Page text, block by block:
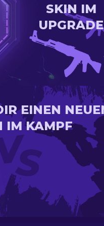
SKIN IM
UPGRADE
EINEN
IM KAMPF